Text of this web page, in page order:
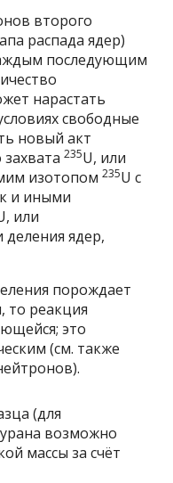
второго
распада ядер)
последующим
нарастать
свободные
новый акт
захвата235U, или
изотопом235U с
и иными
или
ядер,
порождает
то реакция
это
(см. также
).
(для
возможно
массы за счёт